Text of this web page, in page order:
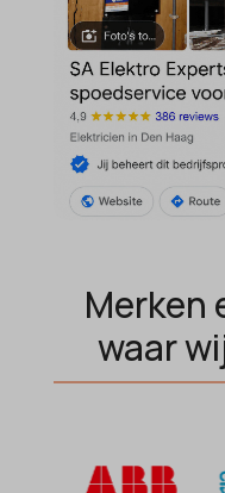
Merken
waar
OptanonAlertBoxClosed
perf_*
popupShow
snconsent
ssm_au_c
twCookieConsent